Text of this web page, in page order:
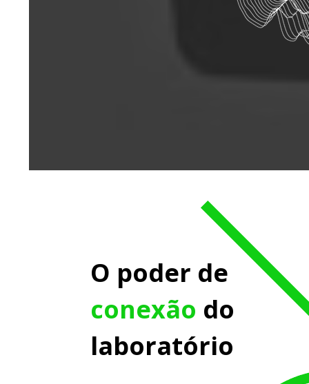
O poder de
conexão do
laboratório